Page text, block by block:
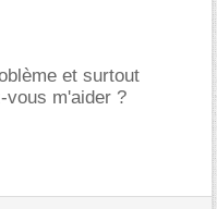
et surtout
vous m'aider ?